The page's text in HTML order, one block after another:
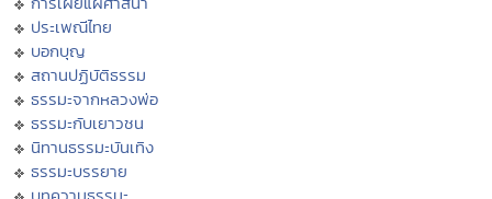
ประเพณีไทย
บอกบุญ
สถานปฏิบัติธรรม
ธรรมะจากหลวงพ่อ
ธรรมะกับเยาวชน
นิทานธรรมะบันเทิง
ธรรมะบรรยาย